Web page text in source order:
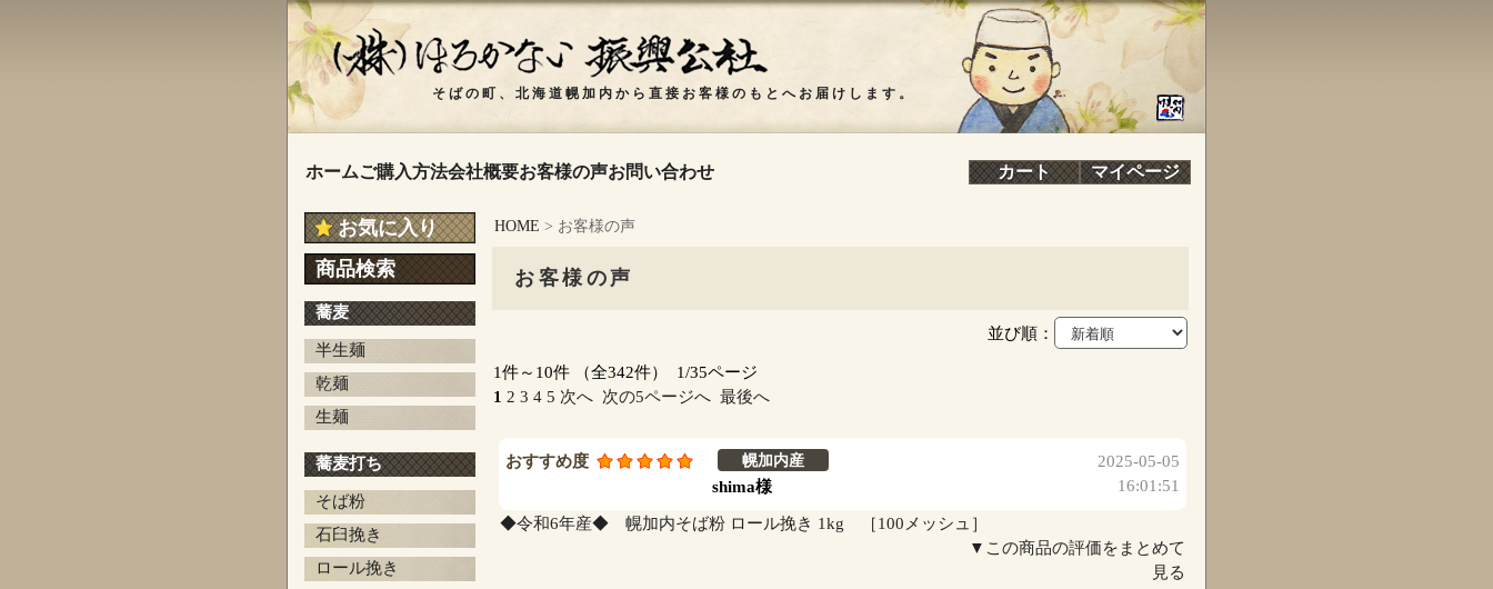
お気に入り
商品検索
蕎麦
半生麺
乾麺
生麺
蕎麦打ち
そば粉
石臼挽き
ロール挽き
ホームご購入方法会社概要お客様の声お問い合わせ カート マイページ
HOME > お客様の声
お客様の声
並び順：
1件～10件 （全342件） 1/35ページ
1 2 3 4 5 次へ 次の5ページへ 最後へ
おすすめ度 幌加内産
shima様
2025-05-05
16:01:51
◆令和6年産◆ 幌加内そば粉 ロール挽き 1kg ［100メッシュ］
▼この商品の評価をまとめて
見る